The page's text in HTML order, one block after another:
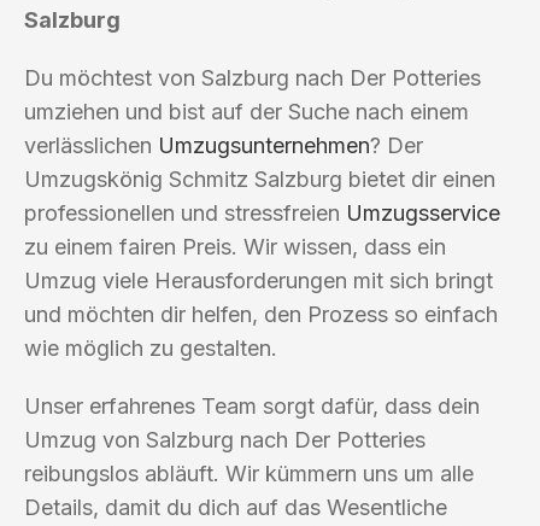
Salzburg
Du möchtest von Salzburg nach Der Potteries
umziehen und bist auf der Suche nach einem
verlässlichen Umzugsunternehmen? Der
Umzugskönig Schmitz Salzburg bietet dir einen
professionellen und stressfreien Umzugsservice
zu einem fairen Preis. Wir wissen, dass ein
Umzug viele Herausforderungen mit sich bringt
und möchten dir helfen, den Prozess so einfach
wie möglich zu gestalten.
Unser erfahrenes Team sorgt dafür, dass dein
Umzug von Salzburg nach Der Potteries
reibungslos abläuft. Wir kümmern uns um alle
Details, damit du dich auf das Wesentliche